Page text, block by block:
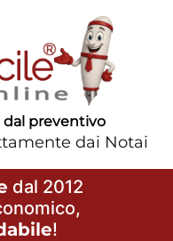
dal preventivo
dai Notai
dal 2012
!